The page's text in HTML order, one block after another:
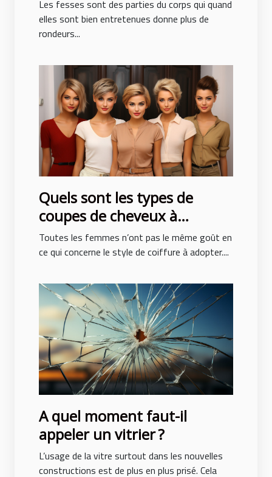
Les fesses sont des parties du corps qui quand
elles sont bien entretenues donne plus de
rondeurs...
Quels sont les types de
coupes de cheveux à
adopter pour ne pas subir de
traumatisme ?
Toutes les femmes n’ont pas le même goût en
ce qui concerne le style de coiffure à adopter....
A quel moment faut-il
appeler un vitrier ?
L’usage de la vitre surtout dans les nouvelles
constructions est de plus en plus prisé. Cela